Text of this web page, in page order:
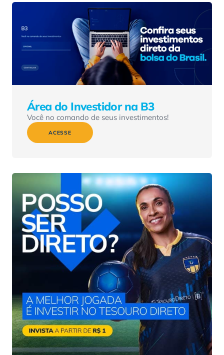
Área do Investidor na B3
Você no comando de seus investimentos!
ACESSE